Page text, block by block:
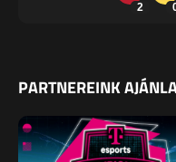
2
PARTNEREINK